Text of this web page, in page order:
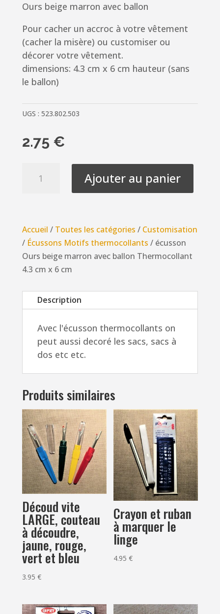
Ours beige marron avec ballon
Pour cacher un accroc à votre vêtement
(cacher la misère) ou customiser ou
décorer votre vêtement.
dimensions: 4.3 cm x 6 cm hauteur (sans
le ballon)
UGS : 523.802.503
2.75 €
marron
avec
ballon
Thermocollant
4.3
Ajouter au panier
Accueil / Toutes les catégories / Customisation
/ Écussons Motifs thermocollants / écusson
Ours beige marron avec ballon Thermocollant
4.3 cm x 6 cm
Description
Avec l'écusson thermocollants on
peut aussi decoré les sacs, sacs à
dos etc etc.
Produits similaires
Découd vite
LARGE, couteau
à découdre,
jaune, rouge,
vert et bleu
3.95 €
Crayon et ruban
à marquer le
linge
4.95€